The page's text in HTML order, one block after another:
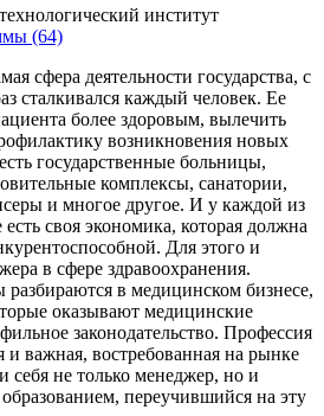
(64)
сфера деятельности государства, с
сталкивался каждый человек. Ее
более здоровым, вылечить
возникновения новых
государственные больницы,
комплексы, санатории,
и многое другое. И у каждой из
своя экономика, которая должна
Для этого и
в сфере здравоохранения.
в медицинском бизнесе,
оказывают медицинские
законодательство. Профессия
и важная, востребованная на рынке
себя не только менеджер, но и
переучившийся на эту